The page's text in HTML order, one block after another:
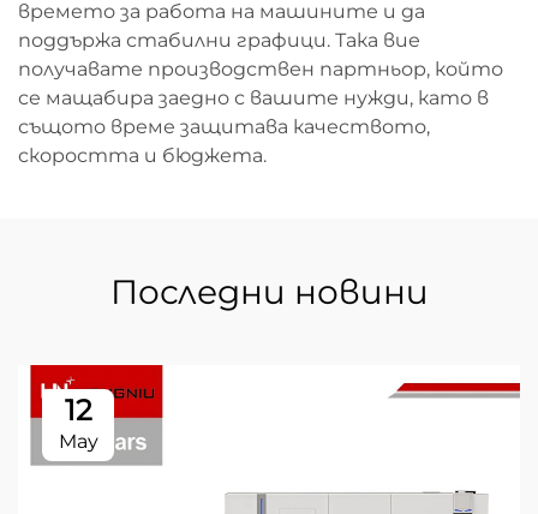
времето за работа на машините и да
поддържа стабилни графици. Така вие
получавате производствен партньор, който
се мащабира заедно с вашите нужди, като в
същото време защитава качеството,
скоростта и бюджета.
Последни новини
12
May